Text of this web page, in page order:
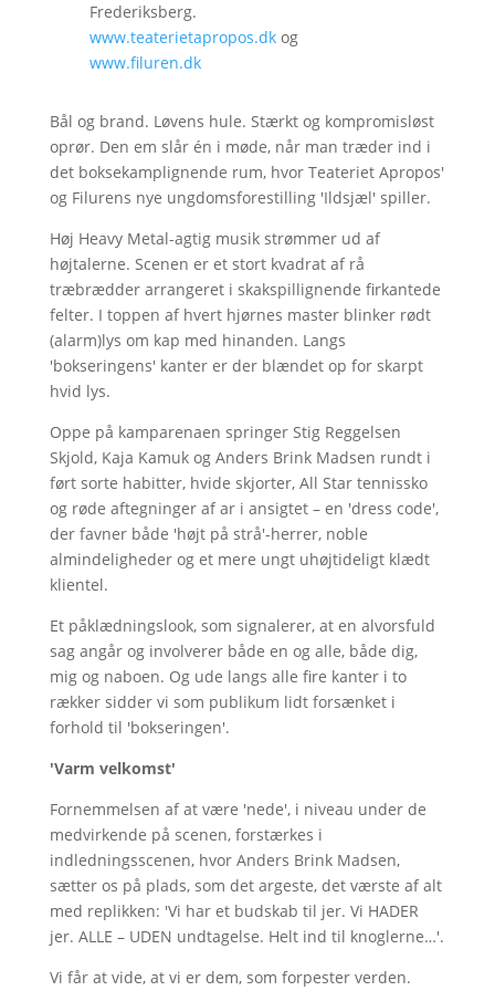
Frederiksberg.
www.teaterietapropos.dkog
www.filuren.dk
Bål og brand. Løvens hule. Stærkt og kompromisløst
oprør. Den em slår én i møde, når man træder ind i
det boksekamplignende rum, hvor Teateriet Apropos'
og Filurens nye ungdomsforestilling 'Ildsjæl' spiller.
Høj Heavy Metal-agtig musik strømmer ud af
højtalerne. Scenen er et stort kvadrat af rå
træbrædder arrangeret i skakspillignende firkantede
felter. I toppen af hvert hjørnes master blinker rødt
(alarm)lys om kap med hinanden. Langs
'bokseringens' kanter er der blændet op for skarpt
hvid lys.
Oppe på kamparenaen springer Stig Reggelsen
Skjold, Kaja Kamuk og Anders Brink Madsen rundt i
ført sorte habitter, hvide skjorter, All Star tennissko
og røde aftegninger af ar i ansigtet – en 'dress code',
der favner både 'højt på strå'-herrer, noble
almindeligheder og et mere ungt uhøjtideligt klædt
klientel.
Et påklædningslook, som signalerer, at en alvorsfuld
sag angår og involverer både en og alle, både dig,
mig og naboen. Og ude langs alle fire kanter i to
rækker sidder vi som publikum lidt forsænket i
forhold til 'bokseringen'.
'Varm velkomst'
Fornemmelsen af at være 'nede', i niveau under de
medvirkende på scenen, forstærkes i
indledningsscenen, hvor Anders Brink Madsen,
sætter os på plads, som det argeste, det værste af alt
med replikken: 'Vi har et budskab til jer. Vi HADER
jer. ALLE – UDEN undtagelse. Helt ind til knoglerne…'.
Vi får at vide, at vi er dem, som forpester verden.